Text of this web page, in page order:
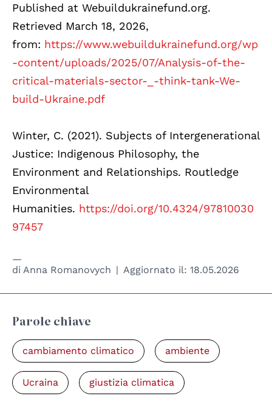
Published at Webuildukrainefund.org.
Retrieved March 18, 2026,
from: https://www.webuildukrainefund.org/wp
-content/uploads/2025/07/Analysis-of-the-
critical-materials-sector-_-think-tank-We-
build-Ukraine.pdf
Winter, C. (2021). Subjects of Intergenerational
Justice: Indigenous Philosophy, the
Environment and Relationships. Routledge
Environmental
Humanities. https://doi.org/10.4324/97810030
97457
di Anna Romanovych Aggiornato il: 18.05.2026
Parole chiave
cambiamento climatico ambiente
Ucraina giustizia climatica